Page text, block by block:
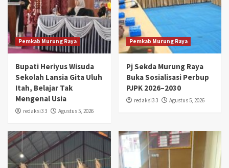
Pemkab Murung Raya
Bupati Heriyus Wisuda
Sekolah Lansia Gita Uluh
Itah, Belajar Tak
Mengenal Usia
redaksi3 3 Agustus 5, 2026
Pemkab Murung Raya
Pj Sekda Murung Raya
Buka Sosialisasi Perbup
PJPK 2026–2030
redaksi3 3 Agustus 5, 2026